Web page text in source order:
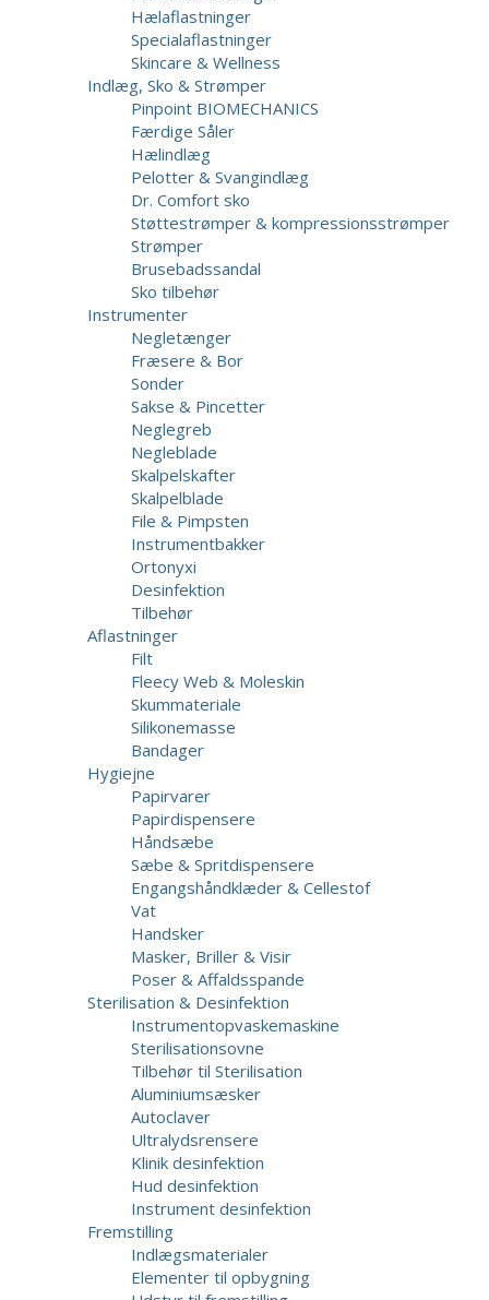
Hælaflastninger
Specialaflastninger
Skincare & Wellness
Indlæg, Sko & Strømper
Pinpoint BIOMECHANICS
Færdige Såler
Hælindlæg
Pelotter & Svangindlæg
Dr. Comfort sko
Støttestrømper & kompressionsstrømper
Strømper
Brusebadssandal
Sko tilbehør
Instrumenter
Negletænger
Fræsere & Bor
Sonder
Sakse & Pincetter
Neglegreb
Negleblade
Skalpelskafter
Skalpelblade
File & Pimpsten
Instrumentbakker
Ortonyxi
Desinfektion
Tilbehør
Aflastninger
Filt
Fleecy Web & Moleskin
Skummateriale
Silikonemasse
Bandager
Hygiejne
Papirvarer
Papirdispensere
Håndsæbe
Sæbe & Spritdispensere
Engangshåndklæder & Cellestof
Vat
Handsker
Masker, Briller & Visir
Poser & Affaldsspande
Sterilisation & Desinfektion
Instrumentopvaskemaskine
Sterilisationsovne
Tilbehør til Sterilisation
Aluminiumsæsker
Autoclaver
Ultralydsrensere
Klinik desinfektion
Hud desinfektion
Instrument desinfektion
Fremstilling
Indlægsmaterialer
Elementer til opbygning